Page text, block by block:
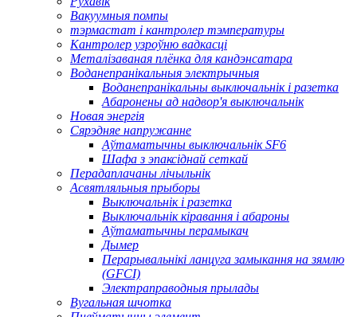
Вакуумныя помпы
тэрмастат і кантролер тэмпературы
Кантролер узроўню вадкасці
Металізаваная плёнка для кандэнсатара
Воданепранікальныя электрычныя
Воданепранікальны выключальнік і разетка
Абаронены ад надвор'я выключальнік
Новая энергія
Сярэдняе напружанне
Аўтаматычны выключальнік SF6
Шафа з эпаксіднай сеткай
Перадаплачаны лічыльнік
Асвятляльныя прыборы
Выключальнік і разетка
Выключальнік кіравання і абароны
Аўтаматычны перамыкач
Дымер
Перарывальнікі ланцуга замыкання на зямлю
(GFCI)
Электраправодныя прылады
Вугальная шчотка